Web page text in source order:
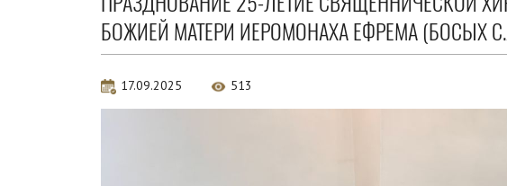
БОЖИЕЙ МАТЕРИ ИЕРОМОНАХА ЕФРЕМА (БОСЫХ
17.09.2025 513